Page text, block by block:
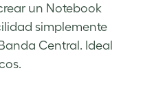
un Notebook
simplemente
Central. Ideal